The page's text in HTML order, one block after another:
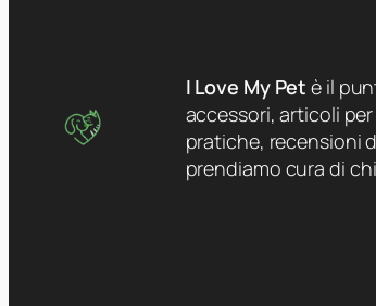
I Love My Pet è il
accessori, articoli
pratiche, recensioni
prendiamo cura di